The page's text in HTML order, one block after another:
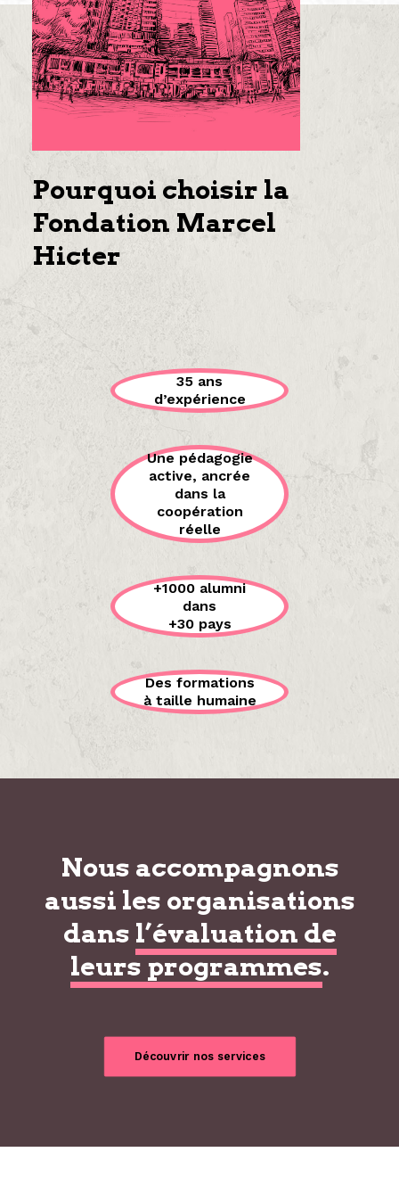
Pourquoi choisir la
Fondation Marcel
Hicter
35 ans
d’expérience
Une pédagogie
active, ancrée
dans la
coopération
réelle
+1000 alumni
dans
+30 pays
Des formations
à taille humaine
Nous accompagnons
aussi les organisations
dans l’évaluation de
leurs programmes.
Découvrir nos services